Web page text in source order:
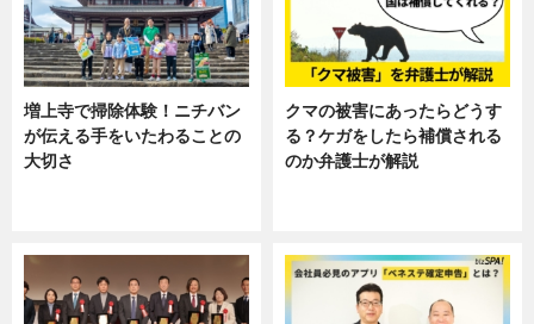
増上寺で掃除体験！ニチバン
が伝える手をいたわることの
大切さ
クマの被害にあったらどうす
る？ケガをしたら補償される
のか弁護士が解説